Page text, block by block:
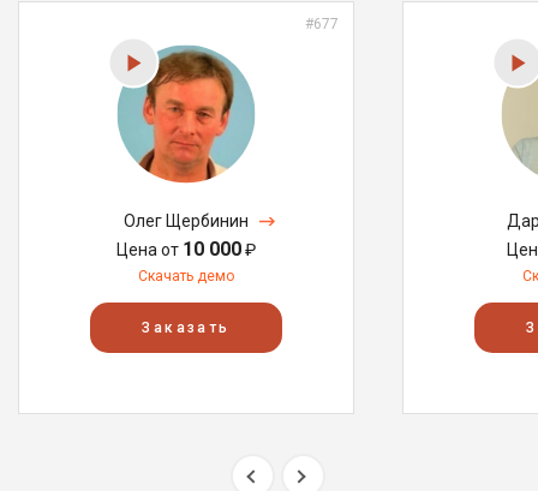
#677
Олег Щербинин
Цена от 10 000₽
Скачать демо
Заказать